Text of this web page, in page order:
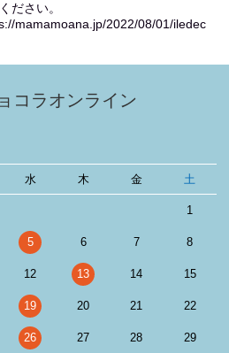
ださい。
mamamoana.jp/2022/08/01/iledec
コラオンライン
水 木 金 土
1
5 6 7 8
12 13 14 15
19 20 21 22
26 27 28 29